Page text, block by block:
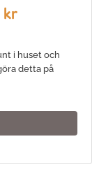
kr
i huset och
detta på